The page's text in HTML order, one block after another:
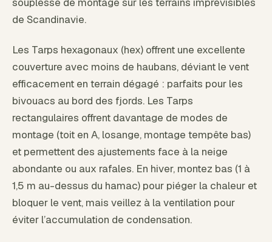
de Scandinavie.
Les Tarps hexagonaux (hex) offrent une excellente
couverture avec moins de haubans, déviant le vent
efficacement en terrain dégagé : parfaits pour les
bivouacs au bord des fjords. Les Tarps
rectangulaires offrent davantage de modes de
montage (toit en A, losange, montage tempête bas)
et permettent des ajustements face à la neige
abondante ou aux rafales. En hiver, montez bas (1 à
1,5 m au-dessus du hamac) pour piéger la chaleur et
bloquer le vent, mais veillez à la ventilation pour
éviter l’accumulation de condensation.